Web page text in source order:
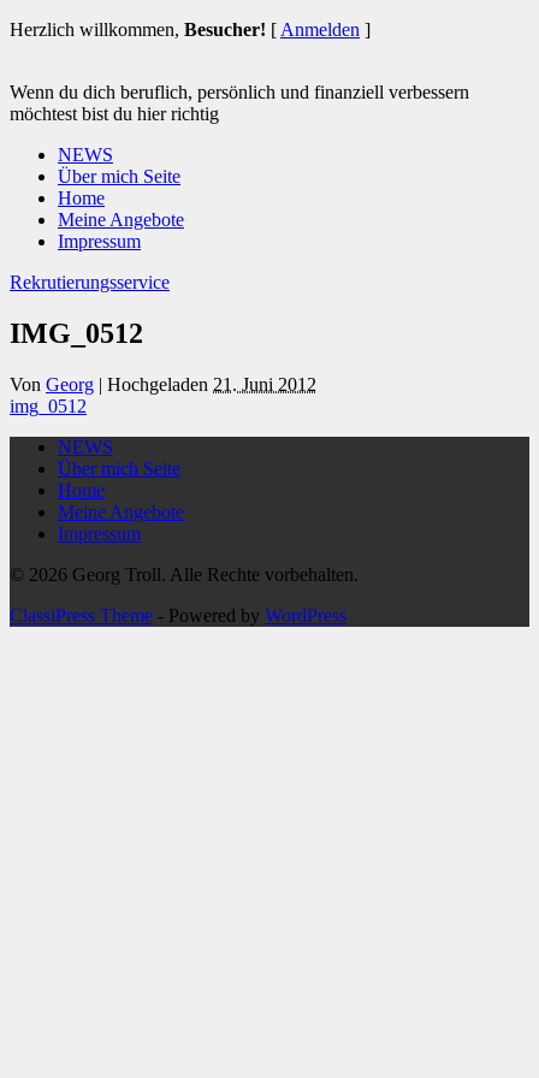
Herzlich willkommen, Besucher! [ Anmelden ]
Wenn du dich beruflich, persönlich und finanziell verbessern
möchtest bist du hier richtig
NEWS
Über mich Seite
Home
Meine Angebote
Impressum
Rekrutierungsservice
IMG_0512
Von Georg | Hochgeladen 21. Juni 2012
img_0512
NEWS
Über mich Seite
Home
Meine Angebote
Impressum
© 2026 Georg Troll. Alle Rechte vorbehalten.
ClassiPress Theme - Powered by WordPress